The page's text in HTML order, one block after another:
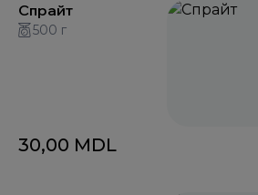
Спрайт
500 г
30,00 MDL